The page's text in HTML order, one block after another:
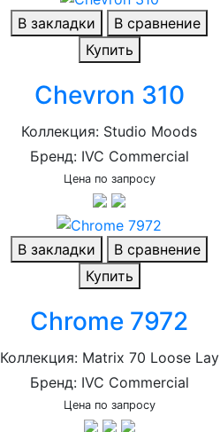
В закладки
В сравнение
Купить
Chevron 310
Коллекция: Studio Moods
Бренд: IVC Commercial
Цена по запросу
В закладки
В сравнение
Купить
Chrome 7972
Коллекция: Matrix 70 Loose Lay
Бренд: IVC Commercial
Цена по запросу